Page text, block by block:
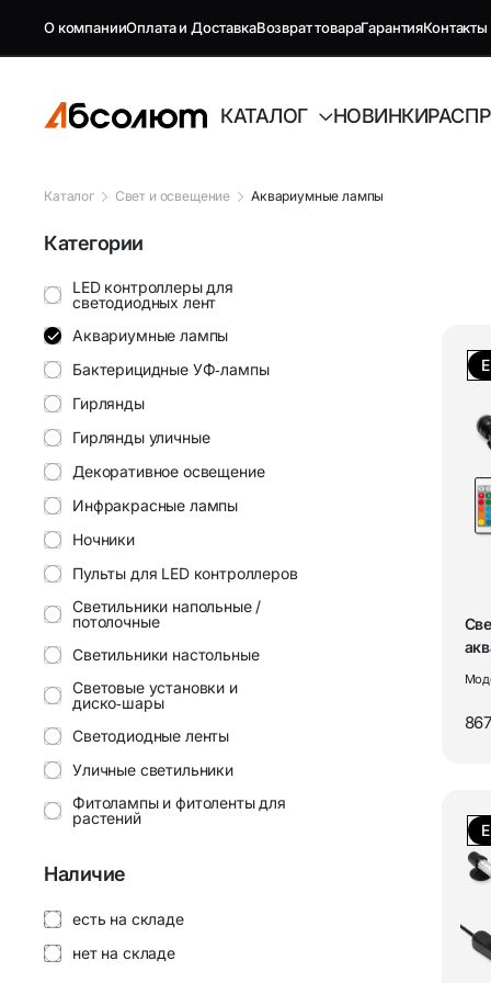
О компанииОплата и ДоставкаВозврат товараГарантияКонтакты
КАТАЛОГ
GSM репитеры, антенны и
комплектующие
Антенны GSM
Комплектующие GSM
Антенны и усилители для ТВ
ТВ-антенны
Усилители антенные SWA
Канцелярские товары
Коврики для резки
Магнитные доски
Свет и освещение
светодиодных лент
Аквариумные лампы
PoE-
Товары
НОВИНКИ
Каталог Свет и освещение Аквариумные лампы
Категории
LED контроллеры для
светодиодных лент
Аквариумные лампы
Бактерицидные УФ‑лампы
Гирлянды
Гирлянды уличные
Декоративное освещение
Инфракрасные лампы
Ночники
Пульты для LED контроллеров
Светильники напольные /
потолочные
Светильники настольные
Световые установки и
диско‑шары
Светодиодные ленты
Уличные светильники
Фитолампы и фитоленты для
растений
Наличие
есть на складе
нет на складе